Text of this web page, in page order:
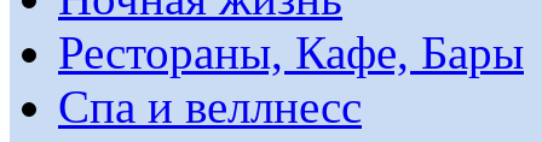
Рестораны, Кафе, Бары
Спа и веллнесс